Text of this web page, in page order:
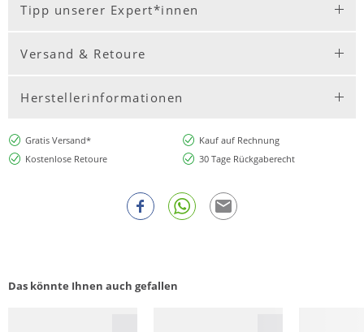
Tipp unserer Expert*innen
Versand & Retoure
Herstellerinformationen
Gratis Versand*
Kauf auf Rechnung
Kostenlose Retoure
30 Tage Rückgaberecht
Das könnte Ihnen auch gefallen